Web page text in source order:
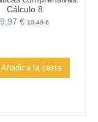
Cálculo 8
9,97 €10,49 €
Añadir a la cesta